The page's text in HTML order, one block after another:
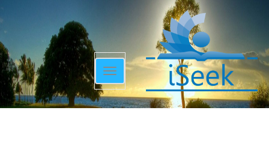
Toggle
navigation